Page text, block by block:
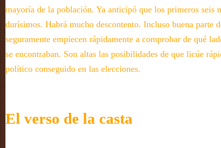
mayoría de la población. Ya anticipó que los primeros seis
durísimos. Habrá mucho descontento. Incluso buena parte
seguramente empiecen rápidamente a comprobar de qué
se encontraban. Son altas las posibilidades de que licúe
político conseguido en las elecciones.
El verso de la casta